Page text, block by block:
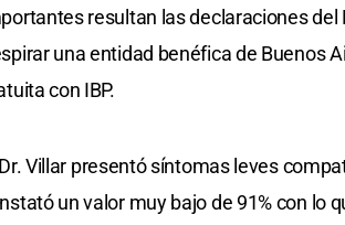
resultan las declaraciones
una entidad benéfica de Buenos
con IBP.
Villar presentó síntomas leves
un valor muy bajo de 91% con lo